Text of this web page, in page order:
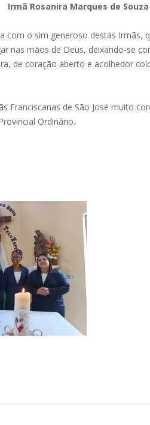
Irmã Rosanira Marques de
com o sim generoso destas Irmãs,
nas mãos de Deus, deixando-se
de coração aberto e acolhedor
Franciscanas de São José muito
Ordinário.